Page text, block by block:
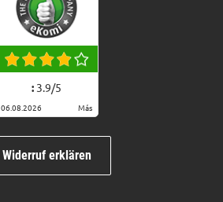
: 3.9/5
06.08.2026 Más
Widerruf erklären